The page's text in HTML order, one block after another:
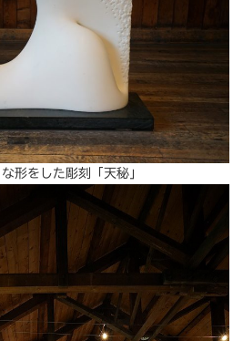
形をした彫刻「天秘」